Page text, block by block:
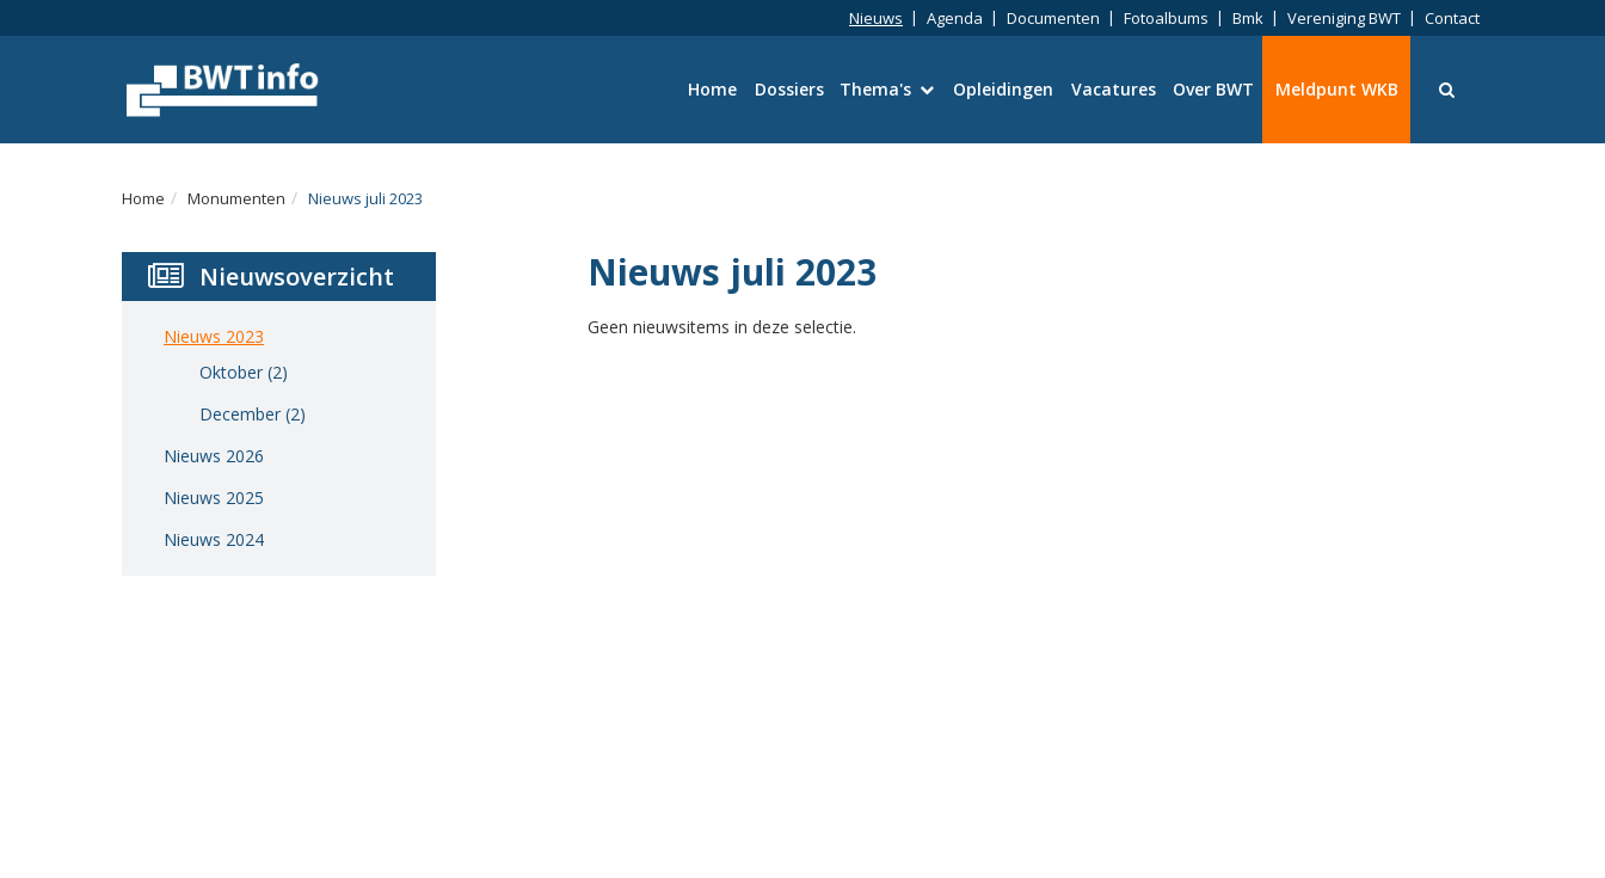
Nieuws Agenda Documenten Fotoalbums Bmk Vereniging BWT Contact
Home Dossiers Thema's Opleidingen Vacatures Over BWT Meldpunt WKB
Menu
Home Monumenten Nieuws juli 2023
Nieuwsoverzicht
Nieuws 2023
Oktober (2)
December (2)
Nieuws 2026
Nieuws 2025
Nieuws 2024
Nieuws juli 2023
Geen nieuwsitems in deze selectie.